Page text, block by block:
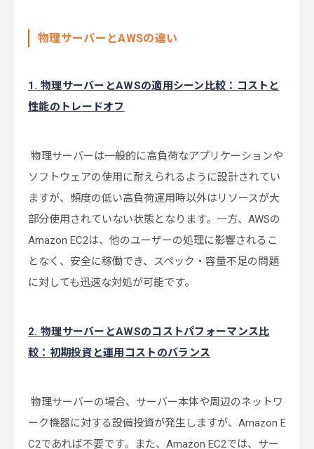
物理サーバーとAWSの違い
1. 物理サーバーとAWSの適用シーン比較：コストと
性能のトレードオフ
物理サーバーは一般的に高負荷なアプリケーションや
ソフトウェアの使用に耐えられるように設計されてい
ますが、頻度の低い高負荷運用時以外はリソースが大
部分使用されていない状態となります。一方、AWSの
Amazon EC2は、他のユーザーの処理に影響されるこ
となく、安全に稼働でき、スペック・容量不足の問題
に対しても迅速な対処が可能です。
2. 物理サーバーとAWSのコストパフォーマンス比
較：初期投資と運用コストのバランス
物理サーバーの場合、サーバー本体や周辺のネットワ
ーク機器に対する設備投資が発生しますが、Amazon E
C2であれば不要です。また、Amazon EC2では、サー